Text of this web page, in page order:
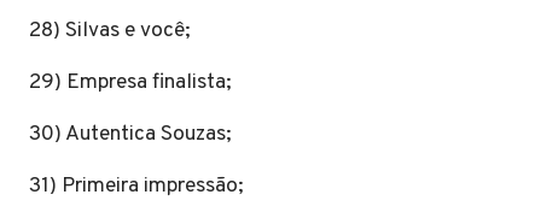
28) Silvas e você;
29) Empresa finalista;
30) Autentica Souzas;
31) Primeira impressão;